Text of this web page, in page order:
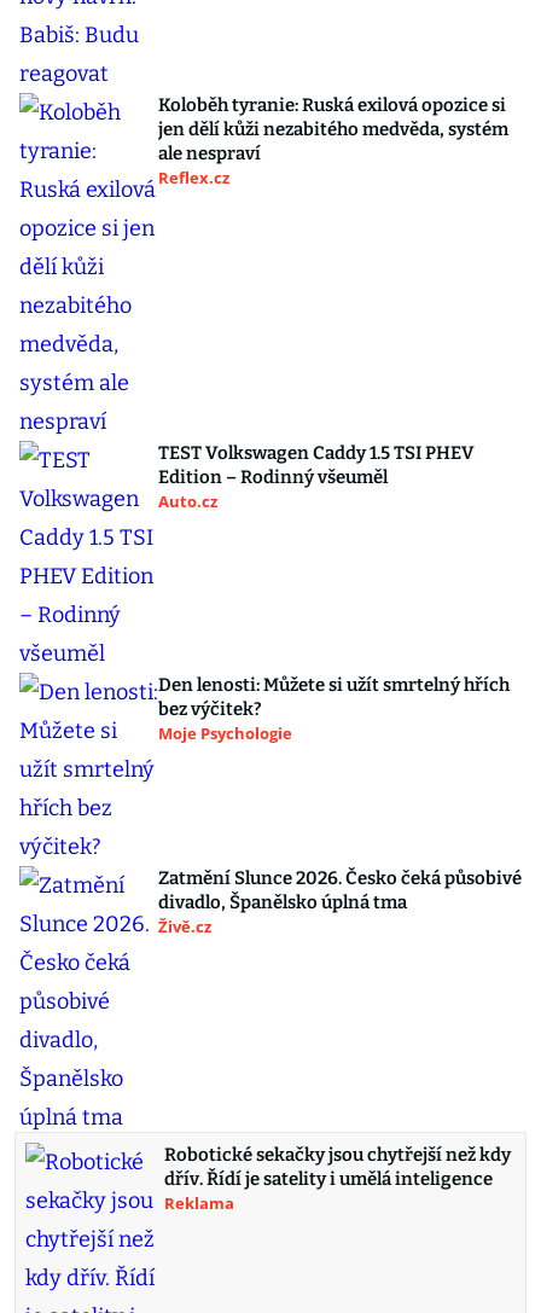
Koloběh tyranie: Ruská exilová opozice si
jen dělí kůži nezabitého medvěda, systém
ale nespraví
Reflex.cz
TEST Volkswagen Caddy 1.5 TSI PHEV
Edition – Rodinný všeuměl
Auto.cz
Den lenosti: Můžete si užít smrtelný hřích
bez výčitek?
Moje Psychologie
Zatmění Slunce 2026. Česko čeká působivé
divadlo, Španělsko úplná tma
Živě.cz
Robotické sekačky jsou chytřejší než kdy
dřív. Řídí je satelity i umělá inteligence
Reklama